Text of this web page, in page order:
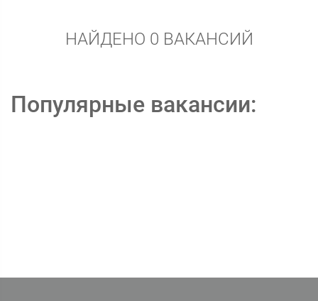
НАЙДЕНО 0 ВАКАНСИЙ
Популярные вакансии: